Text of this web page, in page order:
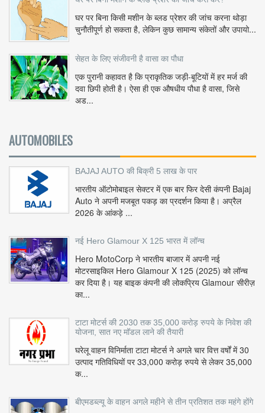
घर पर बिना किसी मशीन के ब्लड प्रेशर की जांच करना थोड़ा
चुनौतीपूर्ण हो सकता है, लेकिन कुछ सामान्य संकेतों और उपायो...
सेहत के लिए संजीवनी है वासा का पौधा
एक पुरानी कहावत है कि प्राकृतिक जड़ी-बूटियों में हर मर्ज की
दवा छिपी होती है। ऐसा ही एक औषधीय पौधा है वासा, जिसे
अड...
AUTOMOBILES
BAJAJ AUTO की बिक्री 5 लाख के पार
भारतीय ऑटोमोबाइल सेक्टर में एक बार फिर देसी कंपनी Bajaj
Auto ने अपनी मजबूत पकड़ का प्रदर्शन किया है। अप्रैल
2026 के आंकड़े ...
नई Hero Glamour X 125 भारत में लॉन्च
Hero MotoCorp ने भारतीय बाजार में अपनी नई
मोटरसाइकिल Hero Glamour X 125 (2025) को लॉन्च
कर दिया है। यह बाइक कंपनी की लोकप्रिय Glamour सीरीज़
का...
टाटा मोटर्स की 2030 तक 35,000 करोड़ रुपये के निवेश की
योजना, सात नए मॉडल लाने की तैयारी
घरेलू वाहन विनिर्माता टाटा मोटर्स ने अगले चार वित्त वर्षों में 30
उत्पाद गतिविधियों पर 33,000 करोड़ रुपये से लेकर 35,000
क...
बीएमडब्ल्यू के वाहन अगले महीने से तीन प्रतिशत तक महंगे होंगे